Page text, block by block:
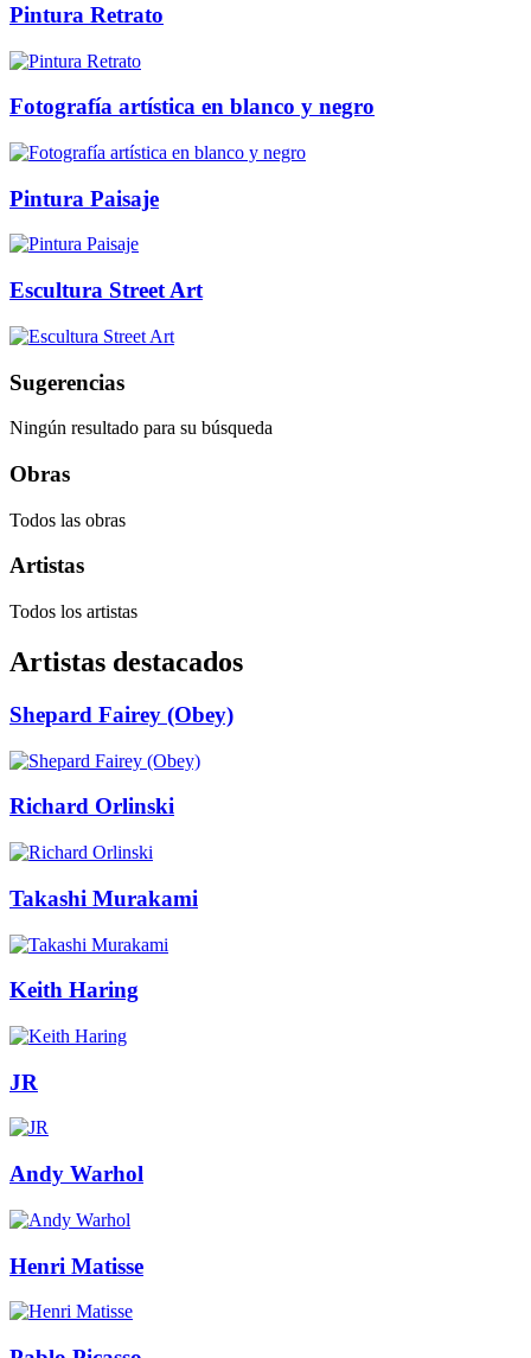
Pintura Retrato
Fotografía artística en blanco y negro
Pintura Paisaje
Escultura Street Art
Sugerencias
Ningún resultado para su búsqueda
Obras
Todos las obras
Artistas
Todos los artistas
Artistas destacados
Shepard Fairey (Obey)
Richard Orlinski
Takashi Murakami
Keith Haring
JR
Andy Warhol
Henri Matisse